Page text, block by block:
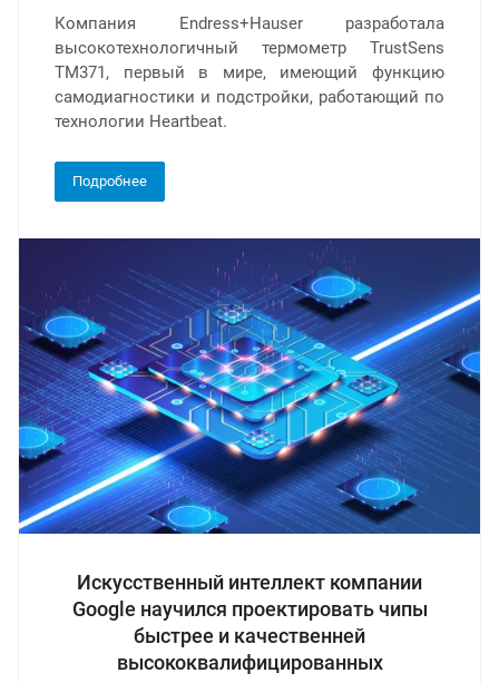
Компания Endress+Hauser разработала
высокотехнологичный термометр TrustSens
ТМ371, первый в мире, имеющий функцию
самодиагностики и подстройки, работающий по
технологии Heartbeat.
Подробнее
Искусственный интеллект компании
Google научился проектировать чипы
быстрее и качественней
высококвалифицированных